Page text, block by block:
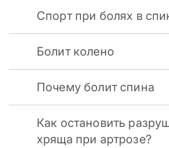
Спорт при болях в
Болит колено
Почему болит спина
Как остановить
хряща при артрозе?